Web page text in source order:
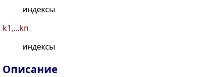
индексы
k1,...kn
индексы
Описание